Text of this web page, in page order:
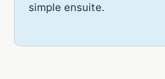
simple ensuite.